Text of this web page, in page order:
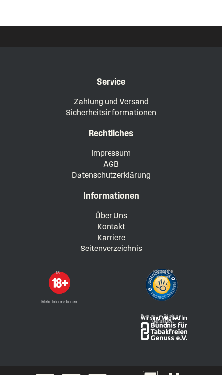
Service
Zahlung und Versand
Sicherheitsinformationen
Rechtliches
Impressum
AGB
Datenschutzerklärung
Informationen
Über Uns
Kontakt
Karriere
Seitenverzeichnis
18+
Mehr Informationen
Protect the
children
Bündnis für Tabakfreien
Genuss e.V.